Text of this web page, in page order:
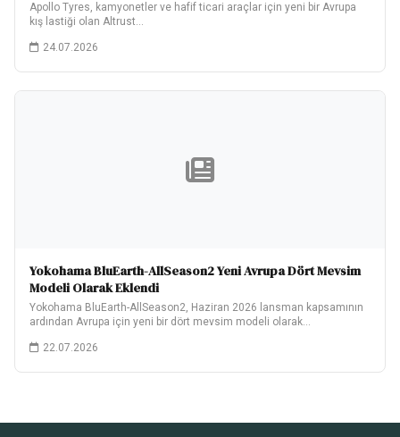
Apollo Tyres, kamyonetler ve hafif ticari araçlar için yeni bir Avrupa
kış lastiği olan Altrust…
24.07.2026
Yokohama BluEarth-AllSeason2 Yeni Avrupa Dört Mevsim
Modeli Olarak Eklendi
Yokohama BluEarth-AllSeason2, Haziran 2026 lansman kapsamının
ardından Avrupa için yeni bir dört mevsim modeli olarak…
22.07.2026